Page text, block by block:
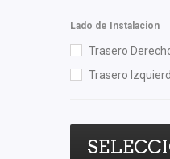
Lado de Instalacion
Trasero
Trasero